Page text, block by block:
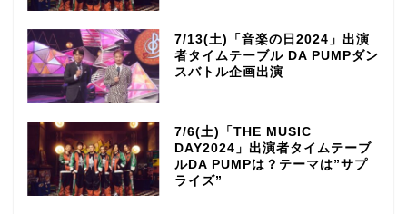
7/13(土)「音楽の日2024」出演
者タイムテーブル DA PUMPダン
スバトル企画出演
7/6(土)「THE MUSIC
DAY2024」出演者タイムテーブ
ルDA PUMPは？テーマは”サプ
ライズ”